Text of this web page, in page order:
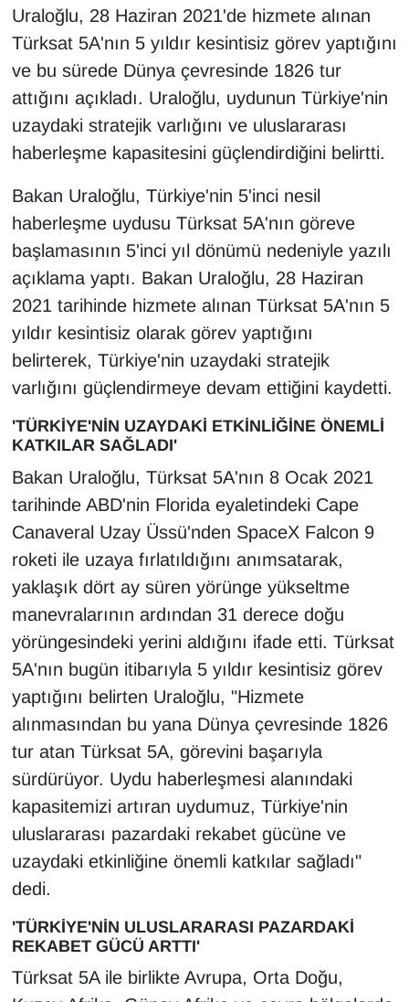
Uraloğlu, 28 Haziran 2021'de hizmete alınan
Türksat 5A'nın 5 yıldır kesintisiz görev yaptığını
ve bu sürede Dünya çevresinde 1826 tur
attığını açıkladı. Uraloğlu, uydunun Türkiye'nin
uzaydaki stratejik varlığını ve uluslararası
haberleşme kapasitesini güçlendirdiğini belirtti.
Bakan Uraloğlu, Türkiye'nin 5'inci nesil
haberleşme uydusu Türksat 5A'nın göreve
başlamasının 5'inci yıl dönümü nedeniyle yazılı
açıklama yaptı. Bakan Uraloğlu, 28 Haziran
2021 tarihinde hizmete alınan Türksat 5A'nın 5
yıldır kesintisiz olarak görev yaptığını
belirterek, Türkiye'nin uzaydaki stratejik
varlığını güçlendirmeye devam ettiğini kaydetti.
'TÜRKİYE'NİN UZAYDAKİ ETKİNLİĞİNE ÖNEMLİ
KATKILAR SAĞLADI'
Bakan Uraloğlu, Türksat 5A'nın 8 Ocak 2021
tarihinde ABD'nin Florida eyaletindeki Cape
Canaveral Uzay Üssü'nden SpaceX Falcon 9
roketi ile uzaya fırlatıldığını anımsatarak,
yaklaşık dört ay süren yörünge yükseltme
manevralarının ardından 31 derece doğu
yörüngesindeki yerini aldığını ifade etti. Türksat
5A'nın bugün itibarıyla 5 yıldır kesintisiz görev
yaptığını belirten Uraloğlu, "Hizmete
alınmasından bu yana Dünya çevresinde 1826
tur atan Türksat 5A, görevini başarıyla
sürdürüyor. Uydu haberleşmesi alanındaki
kapasitemizi artıran uydumuz, Türkiye'nin
uluslararası pazardaki rekabet gücüne ve
uzaydaki etkinliğine önemli katkılar sağladı"
dedi.
'TÜRKİYE'NİN ULUSLARARASI PAZARDAKİ
REKABET GÜCÜ ARTTI'
Türksat 5A ile birlikte Avrupa, Orta Doğu,
Kamu Alımları
Kim Kimdir?
Kültür & Sanat
KURDÎ
MAGAZİN
MEDYA
ONE EKONOMİ
POLİTİKA
Resmi İlanlar
RÖPORTAJ
SAĞLIK
Seri İlan
Sinema - TV
SİYASET
SPOR
TEBRİK
TEKNOLOJİ
Turizm
Vasıta
YAŞAM